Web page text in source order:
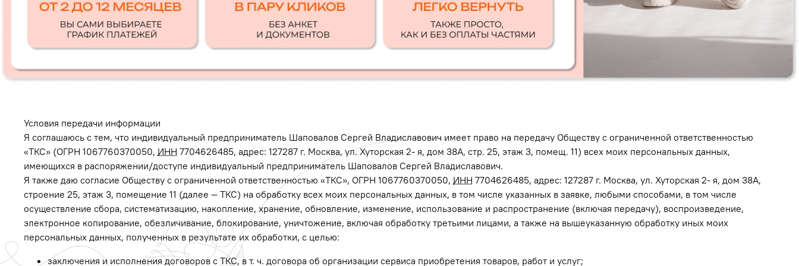
Условия передачи информации
Я соглашаюсь с тем, что индивидуальный предприниматель Шаповалов Сергей Владиславович имеет право на передачу Обществу с ограниченной ответственностью
«ТКС» (ОГРН 1067760370050, ИНН 7704626485, адрес: 127287 г. Москва, ул. Хуторская 2- я, дом 38А, стр. 25, этаж 3, помещ. 11) всех моих персональных данных,
имеющихся в распоряжении/доступе индивидуальный предприниматель Шаповалов Сергей Владиславович.
Я также даю согласие Обществу с ограниченной ответственностью «ТКС», ОГРН 1067760370050, ИНН 7704626485, адрес: 127287 г. Москва, ул. Хуторская 2- я, дом 38А,
строение 25, этаж 3, помещение 11 (далее — ТКС) на обработку всех моих персональных данных, в том числе указанных в заявке, любыми способами, в том числе
осуществление сбора, систематизацию, накопление, хранение, обновление, изменение, использование и распространение (включая передачу), воспроизведение,
электронное копирование, обезличивание, блокирование, уничтожение, включая обработку третьими лицами, а также на вышеуказанную обработку иных моих
персональных данных, полученных в результате их обработки, с целью:
заключения и исполнения договоров с ТКС, в т. ч. договора об организации сервиса приобретения товаров, работ и услуг;